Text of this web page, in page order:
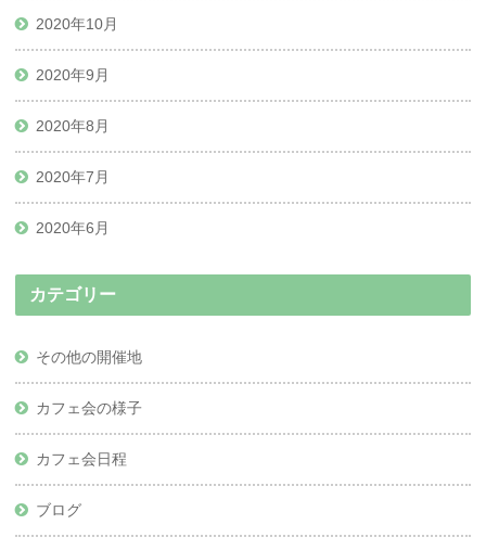
2020年10月
2020年9月
2020年8月
2020年7月
2020年6月
カテゴリー
その他の開催地
カフェ会の様子
カフェ会日程
ブログ